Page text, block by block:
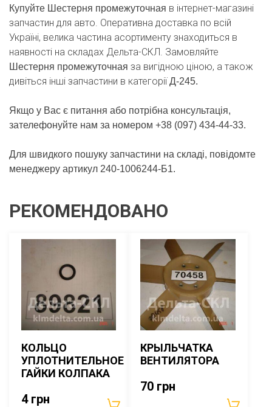
Купуйте Шестерня промежуточная в інтернет-магазині
запчастин для авто. Оперативна доставка по всій
Україні, велика частина асортименту знаходиться в
наявності на складах Дельта-СКЛ. Замовляйте
Шестерня промежуточная за вигідною ціною, а також
дивіться інші запчастини в категоріїД-245.
Якщо у Вас є питання або потрібна консультація,
зателефонуйте нам за номером +38 (097) 434-44-33.
Для швидкого пошуку запчастини на складі, повідомте
менеджеру артикул 240-1006244-Б1.
РЕКОМЕНДОВАНО
КОЛЬЦО
УПЛОТНИТЕЛЬНОЕ
ГАЙКИ КОЛПАКА
4 грн
КРЫЛЬЧАТКА
ВЕНТИЛЯТОРА
70 грн